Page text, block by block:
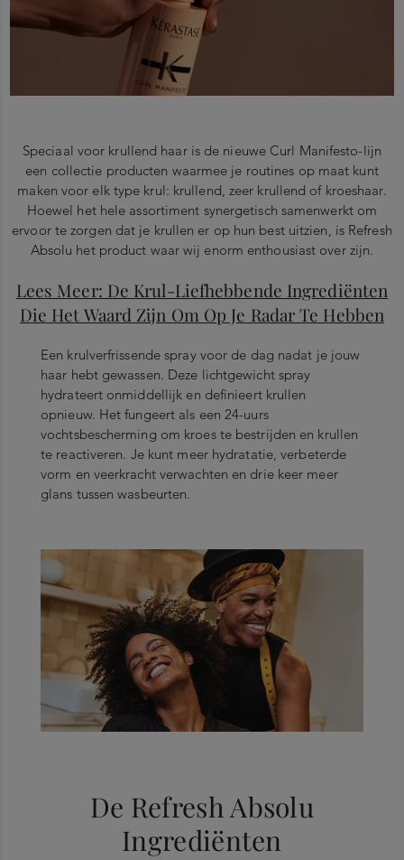
Speciaal voor krullend haar is de nieuwe Curl Manifesto-lijn
een collectie producten waarmee je routines op maat kunt
maken voor elk type krul: krullend, zeer krullend of kroeshaar.
Hoewel het hele assortiment synergetisch samenwerkt om
ervoor te zorgen dat je krullen er op hun best uitzien, is Refresh
Absolu het product waar wij enorm enthousiast over zijn.
Lees Meer: De Krul-Liefhebbende Ingrediënten
Die Het Waard Zijn Om Op Je Radar Te Hebben
Een krulverfrissende spray voor de dag nadat je jouw
haar hebt gewassen. Deze lichtgewicht spray
hydrateert onmiddellijk en definieert krullen
opnieuw. Het fungeert als een 24-uurs
vochtsbescherming om kroes te bestrijden en krullen
te reactiveren. Je kunt meer hydratatie, verbeterde
vorm en veerkracht verwachten en drie keer meer
glans tussen wasbeurten.
De Refresh Absolu
Ingrediënten